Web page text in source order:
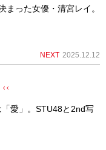
まった女優・清宮レイ。
NEXT 2025.12.12
愛」。STU48と2nd写